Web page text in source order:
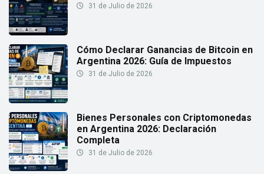
31 de Julio de 2026
Cómo Declarar Ganancias de Bitcoin en
Argentina 2026: Guía de Impuestos
31 de Julio de 2026
Bienes Personales con Criptomonedas
en Argentina 2026: Declaración
Completa
31 de Julio de 2026